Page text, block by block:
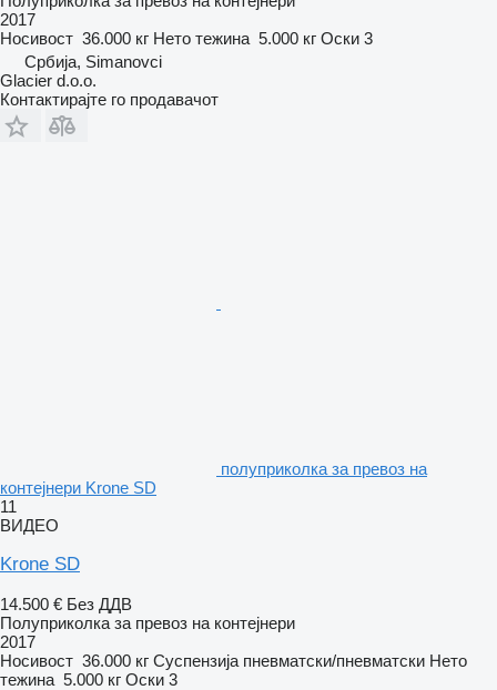
2017
Носивост 36.000 кг Нето тежина 5.000 кг Оски 3
Србија, Simanovci
Glacier d.o.o.
Контактирајте го продавачот
полуприколка за превоз на
контејнери Krone SD
11
ВИДЕО
Krone SD
14.500 € Без ДДВ
Полуприколка за превоз на контејнери
2017
Носивост 36.000 кг Суспензија пневматски/пневматски Нето
тежина 5.000 кг Оски 3